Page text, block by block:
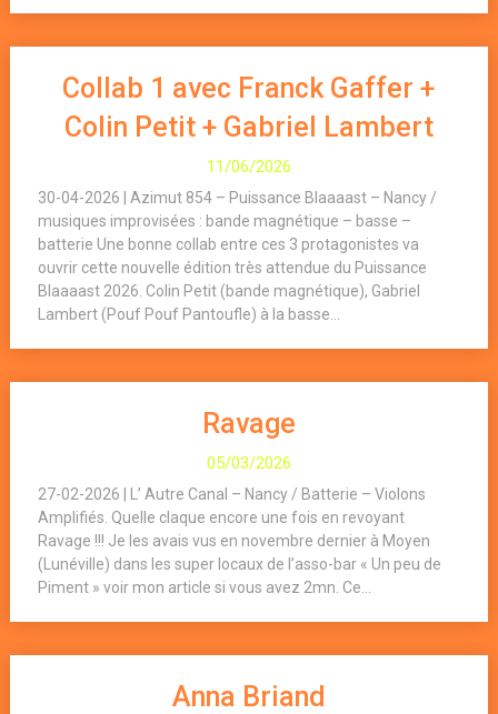
Collab 1 avec Franck Gaffer +
Colin Petit + Gabriel Lambert
11/06/2026
30-04-2026 | Azimut 854 – Puissance Blaaaast – Nancy /
musiques improvisées : bande magnétique – basse –
batterie Une bonne collab entre ces 3 protagonistes va
ouvrir cette nouvelle édition très attendue du Puissance
Blaaaast 2026. Colin Petit (bande magnétique), Gabriel
Lambert (Pouf Pouf Pantoufle) à la basse...
Ravage
05/03/2026
27-02-2026 | L’ Autre Canal – Nancy / Batterie – Violons
Amplifiés. Quelle claque encore une fois en revoyant
Ravage !!! Je les avais vus en novembre dernier à Moyen
(Lunéville) dans les super locaux de l’asso-bar « Un peu de
Piment » voir mon article si vous avez 2mn. Ce...
Anna Briand